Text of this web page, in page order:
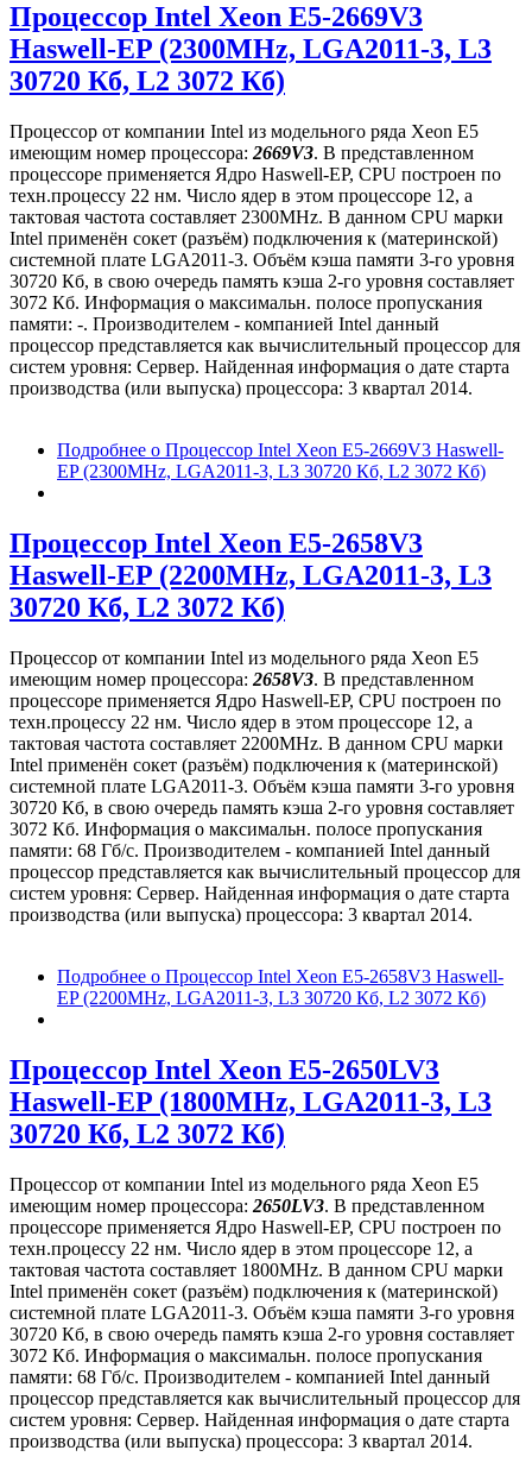
Процессор Intel Xeon E5-2669V3
Haswell-EP (2300MHz, LGA2011-3, L3
30720 Кб, L2 3072 Кб)
Процессор от компании Intel из модельного ряда Xeon E5
имеющим номер процессора: 2669V3. В представленном
процессоре применяется Ядро Haswell-EP, CPU построен по
техн.процессу 22 нм. Число ядер в этом процессоре 12, а
тактовая частота составляет 2300MHz. В данном CPU марки
Intel применён сокет (разъём) подключения к (материнской)
системной плате LGA2011-3. Объём кэша памяти 3-го уровня
30720 Кб, в свою очередь память кэша 2-го уровня составляет
3072 Кб. Информация о максимальн. полосе пропускания
памяти: -. Производителем - компанией Intel данный
процессор представляется как вычислительный процессор для
систем уровня: Сервер. Найденная информация о дате старта
производства (или выпуска) процессора: 3 квартал 2014.
Подробнее о Процессор Intel Xeon E5-2669V3 Haswell-
EP (2300MHz, LGA2011-3, L3 30720 Кб, L2 3072 Кб)
Процессор Intel Xeon E5-2658V3
Haswell-EP (2200MHz, LGA2011-3, L3
30720 Кб, L2 3072 Кб)
Процессор от компании Intel из модельного ряда Xeon E5
имеющим номер процессора: 2658V3. В представленном
процессоре применяется Ядро Haswell-EP, CPU построен по
техн.процессу 22 нм. Число ядер в этом процессоре 12, а
тактовая частота составляет 2200MHz. В данном CPU марки
Intel применён сокет (разъём) подключения к (материнской)
системной плате LGA2011-3. Объём кэша памяти 3-го уровня
30720 Кб, в свою очередь память кэша 2-го уровня составляет
3072 Кб. Информация о максимальн. полосе пропускания
памяти: 68 Гб/с. Производителем - компанией Intel данный
процессор представляется как вычислительный процессор для
систем уровня: Сервер. Найденная информация о дате старта
производства (или выпуска) процессора: 3 квартал 2014.
Подробнее о Процессор Intel Xeon E5-2658V3 Haswell-
EP (2200MHz, LGA2011-3, L3 30720 Кб, L2 3072 Кб)
Процессор Intel Xeon E5-2650LV3
Haswell-EP (1800MHz, LGA2011-3, L3
30720 Кб, L2 3072 Кб)
Процессор от компании Intel из модельного ряда Xeon E5
имеющим номер процессора: 2650LV3. В представленном
процессоре применяется Ядро Haswell-EP, CPU построен по
техн.процессу 22 нм. Число ядер в этом процессоре 12, а
тактовая частота составляет 1800MHz. В данном CPU марки
Intel применён сокет (разъём) подключения к (материнской)
системной плате LGA2011-3. Объём кэша памяти 3-го уровня
30720 Кб, в свою очередь память кэша 2-го уровня составляет
3072 Кб. Информация о максимальн. полосе пропускания
памяти: 68 Гб/с. Производителем - компанией Intel данный
процессор представляется как вычислительный процессор для
систем уровня: Сервер. Найденная информация о дате старта
производства (или выпуска) процессора: 3 квартал 2014.